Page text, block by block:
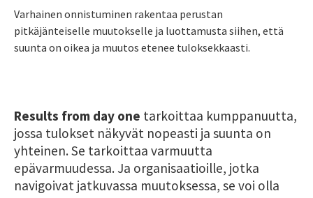
Varhainen onnistuminen rakentaa perustan
pitkäjänteiselle muutokselle ja luottamusta siihen, että
suunta on oikea ja muutos etenee tuloksekkaasti.
Results from day one tarkoittaa kumppanuutta,
jossa tulokset näkyvät nopeasti ja suunta on
yhteinen. Se tarkoittaa varmuutta
epävarmuudessa. Ja organisaatioille, jotka
navigoivat jatkuvassa muutoksessa, se voi olla